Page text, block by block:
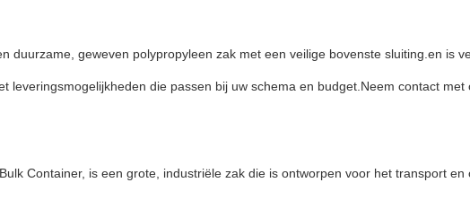
duurzame, geweven polypropyleen zak met een veilige bovenste sluiting.en is
leveringsmogelijkheden die passen bij uw schema en budget.Neem contact
Container, is een grote, industriële zak die is ontworpen voor het transport